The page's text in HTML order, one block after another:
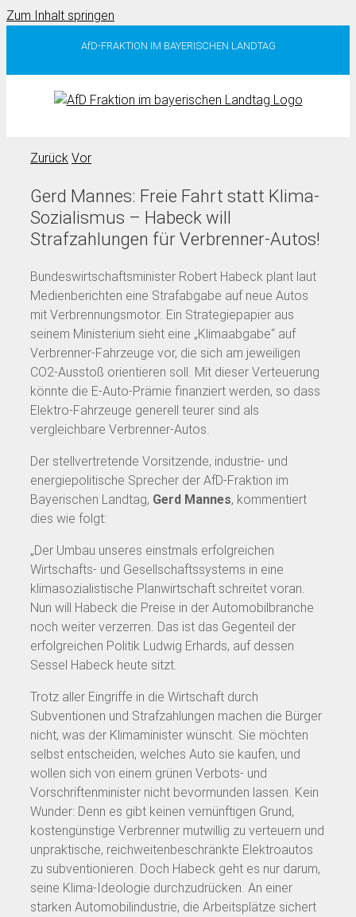
Zum Inhalt springen
AfD-FRAKTION IM BAYERISCHEN LANDTAG
Zurück Vor
Gerd Mannes: Freie Fahrt statt Klima-
Sozialismus – Habeck will
Strafzahlungen für Verbrenner-Autos!
Bundeswirtschaftsminister Robert Habeck plant laut
Medienberichten eine Strafabgabe auf neue Autos
mit Verbrennungsmotor. Ein Strategiepapier aus
seinem Ministerium sieht eine „Klimaabgabe“ auf
Verbrenner-Fahrzeuge vor, die sich am jeweiligen
CO2-Ausstoß orientieren soll. Mit dieser Verteuerung
könnte die E-Auto-Prämie finanziert werden, so dass
Elektro-Fahrzeuge generell teurer sind als
vergleichbare Verbrenner-Autos.
Der stellvertretende Vorsitzende, industrie- und
energiepolitische Sprecher der AfD-Fraktion im
Bayerischen Landtag, Gerd Mannes, kommentiert
dies wie folgt:
„Der Umbau unseres einstmals erfolgreichen
Wirtschafts- und Gesellschaftssystems in eine
klimasozialistische Planwirtschaft schreitet voran.
Nun will Habeck die Preise in der Automobilbranche
noch weiter verzerren. Das ist das Gegenteil der
erfolgreichen Politik Ludwig Erhards, auf dessen
Sessel Habeck heute sitzt.
Trotz aller Eingriffe in die Wirtschaft durch
Subventionen und Strafzahlungen machen die Bürger
nicht, was der Klimaminister wünscht. Sie möchten
selbst entscheiden, welches Auto sie kaufen, und
wollen sich von einem grünen Verbots- und
Vorschriftenminister nicht bevormunden lassen. Kein
Wunder: Denn es gibt keinen vernünftigen Grund,
kostengünstige Verbrenner mutwillig zu verteuern und
unpraktische, reichweitenbeschränkte Elektroautos
zu subventionieren. Doch Habeck geht es nur darum,
seine Klima-Ideologie durchzudrücken. An einer
starken Automobilindustrie, die Arbeitsplätze sichert